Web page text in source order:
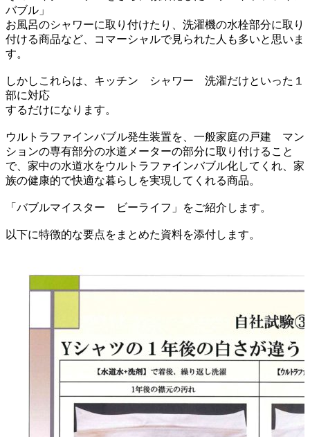
バブル」
お風呂のシャワーに取り付けたり、洗濯機の水栓部分に取り
付ける商品など、コマーシャルで見られた人も多いと思いま
す。
しかしこれらは、キッチン シャワー 洗濯だけといった１
部に対応
するだけになります。
ウルトラファインバブル発生装置を、一般家庭の戸建 マン
ションの専有部分の水道メーターの部分に取り付けること
で、家中の水道水をウルトラファインバブル化してくれ、家
族の健康的で快適な暮らしを実現してくれる商品。
「バブルマイスター ビーライフ」をご紹介します。
以下に特徴的な要点をまとめた資料を添付します。